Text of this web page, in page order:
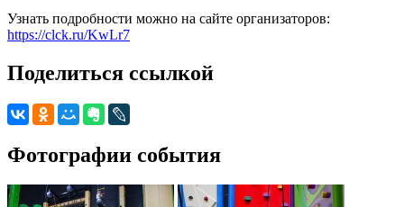
Узнать подробности можно на сайте организаторов:
https://clck.ru/KwLr7
Поделиться ссылкой
Фотографии события